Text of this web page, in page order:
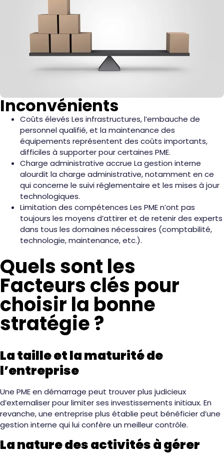
Inconvénients
Coûts élevés Les infrastructures, l’embauche de
personnel qualifié, et la maintenance des
équipements représentent des coûts importants,
difficiles à supporter pour certaines PME.
Charge administrative accrue La gestion interne
alourdit la charge administrative, notamment en ce
qui concerne le suivi réglementaire et les mises à jour
technologiques.
Limitation des compétences Les PME n’ont pas
toujours les moyens d’attirer et de retenir des experts
dans tous les domaines nécessaires (comptabilité,
technologie, maintenance, etc.).
Quels sont les
Facteurs clés pour
choisir la bonne
stratégie ?
La taille et la maturité de
l’entreprise
Une PME en démarrage peut trouver plus judicieux
d’externaliser pour limiter ses investissements initiaux. En
revanche, une entreprise plus établie peut bénéficier d’une
gestion interne qui lui confère un meilleur contrôle.
La nature des activités à gérer